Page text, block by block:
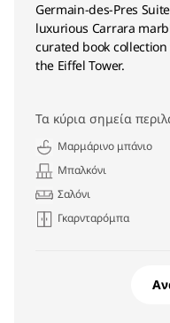
Germain-des-Pres
luxurious Carrara
curated book
the Eiffel Tower.
Τα κύρια σημεία
Μαρμάρινο μπάνιο
Μπαλκόνι
Σαλόνι
Γκαρνταρόμπα